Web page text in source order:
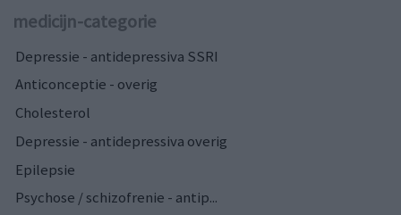
medicijn-categorie
Depressie - antidepressiva SSRI
Anticonceptie - overig
Cholesterol
Depressie - antidepressiva overig
Epilepsie
Psychose / schizofrenie - antip...